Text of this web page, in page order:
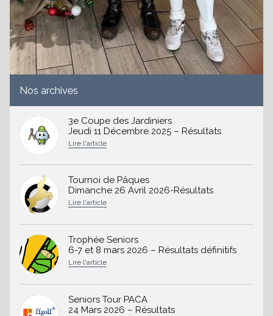
Nos archives
3e Coupe des Jardiniers
Jeudi 11 Décembre 2025 – Résultats
Tournoi de Pâques
Dimanche 26 Avril 2026-Résultats
Trophée Seniors
6-7 et 8 mars 2026 – Résultats définitifs
Seniors Tour PACA
24 Mars 2026 – Résultats